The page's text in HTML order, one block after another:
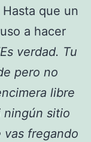
que un
a hacer
verdad. Tu
pero no
libre
ningún sitio
vas fregando